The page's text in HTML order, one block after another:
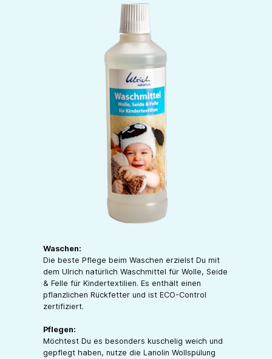
Waschen:
Die beste Pflege beim Waschen erzielst Du mit
dem Ulrich natürlich Waschmittel für Wolle, Seide
& Felle für Kindertextilien. Es enthält einen
pflanzlichen Rückfetter und ist ECO-Control
zertifiziert.
Pflegen:
Möchtest Du es besonders kuschelig weich und
gepflegt haben, nutze die Lanolin Wollspülung